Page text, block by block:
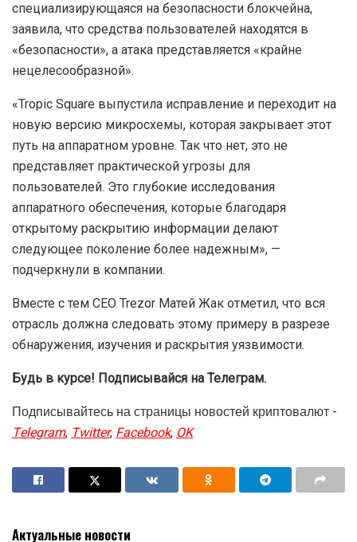
специализирующаяся на безопасности блокчейна,
заявила, что средства пользователей находятся в
«безопасности», а атака представляется «крайне
нецелесообразной».
«Tropic Square выпустила исправление и переходит на
новую версию микросхемы, которая закрывает этот
путь на аппаратном уровне. Так что нет, это не
представляет практической угрозы для
пользователей. Это глубокие исследования
аппаратного обеспечения, которые благодаря
открытому раскрытию информации делают
следующее поколение более надежным», —
подчеркнули в компании.
Вместе с тем CEO Trezor Матей Жак отметил, что вся
отрасль должна следовать этому примеру в разрезе
обнаружения, изучения и раскрытия уязвимости.
Будь в курсе! Подписывайся на Телеграм.
Подписывайтесь на страницы новостей криптовалют -
Telegram,Twitter,Facebook,OK
Актуальные новости